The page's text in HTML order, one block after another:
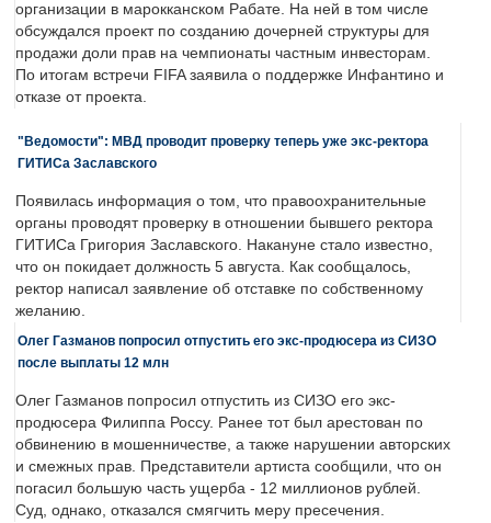
организации в марокканском Рабате. На ней в том числе
обсуждался проект по созданию дочерней структуры для
продажи доли прав на чемпионаты частным инвесторам.
По итогам встречи FIFA заявила о поддержке Инфантино и
отказе от проекта.
"Ведомости": МВД проводит проверку теперь уже экс-ректора
ГИТИСа Заславского
Появилась информация о том, что правоохранительные
органы проводят проверку в отношении бывшего ректора
ГИТИСа Григория Заславского. Накануне стало известно,
что он покидает должность 5 августа. Как сообщалось,
ректор написал заявление об отставке по собственному
желанию.
Олег Газманов попросил отпустить его экс-продюсера из СИЗО
после выплаты 12 млн
Олег Газманов попросил отпустить из СИЗО его экс-
продюсера Филиппа Россу. Ранее тот был арестован по
обвинению в мошенничестве, а также нарушении авторских
и смежных прав. Представители артиста сообщили, что он
погасил большую часть ущерба - 12 миллионов рублей.
Суд, однако, отказался смягчить меру пресечения.